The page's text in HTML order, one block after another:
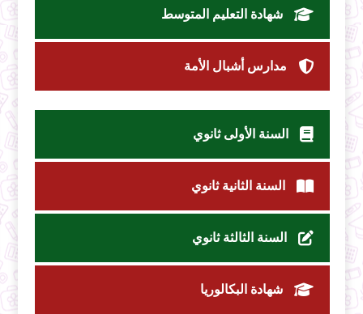
شهادة التعليم المتوسط
مدارس أشبال الأمة
السنة الأولى ثانوي
السنة الثانية ثانوي
السنة الثالثة ثانوي
شهادة البكالوريا